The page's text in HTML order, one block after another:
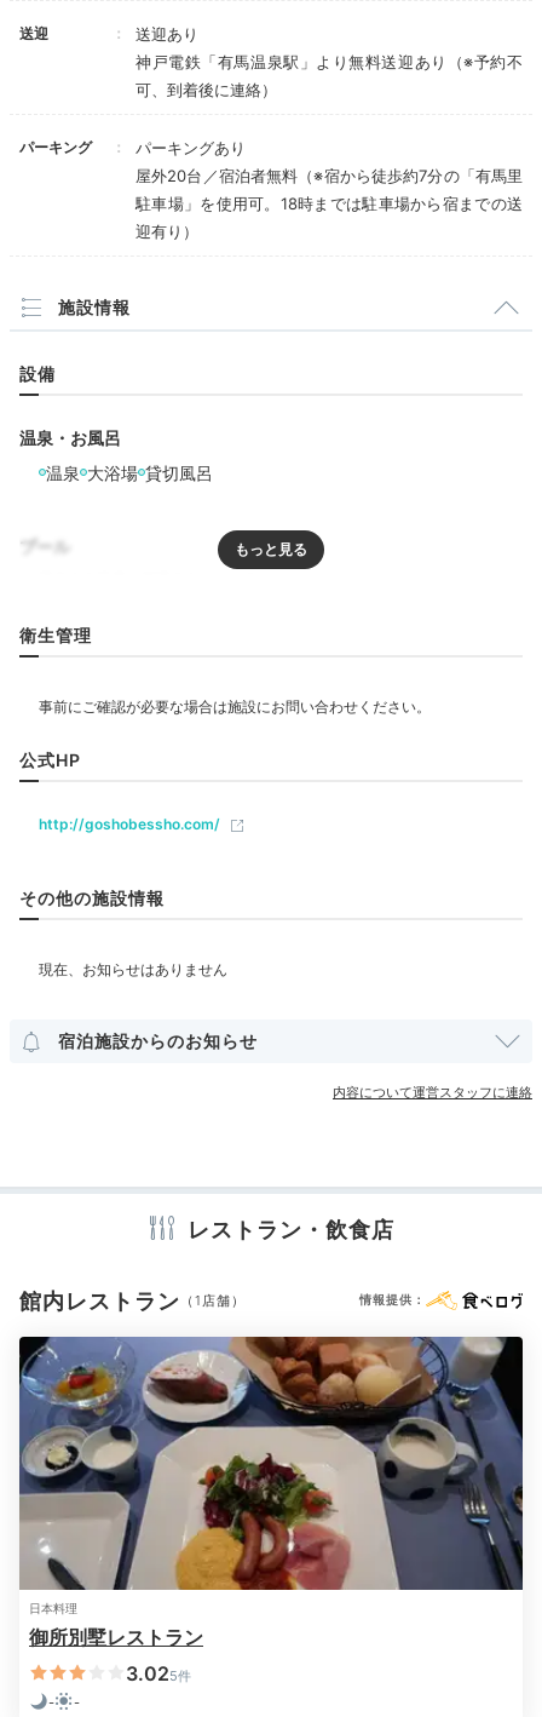
プライベートなひと時
瀧川(メゾネット)
放的な平屋造りと、螺旋階段が印象的なメゾネットタイ
プがあり、1〜4人まで宿泊できます。窓の外には清水
とリビングで、1階には寝室とお風呂、冷え性の女性に
嬉しいサーマルルームがありました♩
16:00
お部屋で満喫
山叢／浴室一例 瀧
全てのお部屋が、宿自慢の源泉を掛け流しで楽しめる温
泉風呂付き。さらに、体温とほぼ同じ温度の低温サウナ
「サーマルルーム」も備えています。体の芯からゆっく
り温まる空間で、読書やヨガを楽しむのにもぴったり。
private_aki
サーマルルームでひたすらお喋り！とてもリラックスでき、普段話
せない色んな話ができました。テレビもあり、岩盤浴的な使い方も
できそうでした。
送迎
送迎あり
神戸電鉄「有馬温泉駅」より無料送迎あり（※予約不
可、到着後に連絡）
パーキング
パーキングあり
屋外20台／宿泊者無料（※宿から徒歩約7分の「有馬里
駐車場」を使用可。18時までは駐車場から宿までの送
迎有り）
施設情報
設備
温泉・お風呂
温泉 大浴場 貸切風呂
プール
リラクゼーション
セーフティボックス 洗浄機付トイレ パジャマ バスローブ
歯ブラシ カミソリ 洗顔 シャンプー リンス
シャワーキャップ タオル バスタオル
※設備・アメニティは、確認が取れている情報を表示しています。
衛生管理
公式HP
http://goshobessho.com/
その他の施設情報
宿泊施設からのお知らせ
内容について運営スタッフに連絡
レストラン・飲食店
館内レストラン （1店舗） 情報提供：
日本料理
御所別墅レストラン
3.025件
-
-